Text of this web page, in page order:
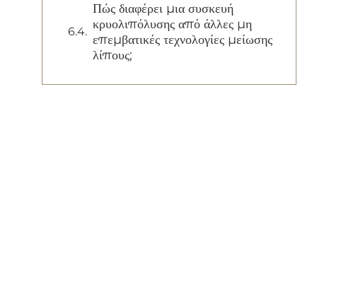
Πώς διαφέρει μια συσκευή
κρυολιπόλυσης από άλλες μη
επεμβατικές τεχνολογίες μείωσης
λίπους;